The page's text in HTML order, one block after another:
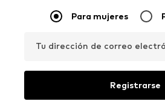
Para mujeres
Tu dirección de correo
Registrarse